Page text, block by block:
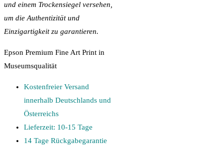
und einem Trockensiegel versehen,
um die Authentizität und
Einzigartigkeit zu garantieren.
Epson Premium Fine Art Print in
Museumsqualität
Kostenfreier Versand
innerhalb Deutschlands und
Österreichs
Lieferzeit: 10-15 Tage
14 Tage Rückgabegarantie